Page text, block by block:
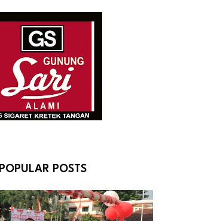
POPULAR POSTS